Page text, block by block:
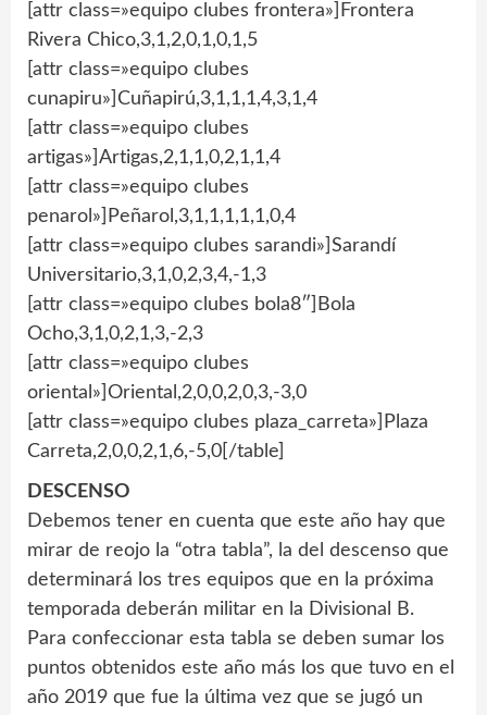
[attr class=»equipo clubes frontera»]Frontera
Rivera Chico,3,1,2,0,1,0,1,5
[attr class=»equipo clubes
cunapiru»]Cuñapirú,3,1,1,1,4,3,1,4
[attr class=»equipo clubes
artigas»]Artigas,2,1,1,0,2,1,1,4
[attr class=»equipo clubes
penarol»]Peñarol,3,1,1,1,1,1,0,4
[attr class=»equipo clubes sarandi»]Sarandí
Universitario,3,1,0,2,3,4,-1,3
[attr class=»equipo clubes bola8″]Bola
Ocho,3,1,0,2,1,3,-2,3
[attr class=»equipo clubes
oriental»]Oriental,2,0,0,2,0,3,-3,0
[attr class=»equipo clubes plaza_carreta»]Plaza
Carreta,2,0,0,2,1,6,-5,0[/table]
DESCENSO
Debemos tener en cuenta que este año hay que
mirar de reojo la “otra tabla”, la del descenso que
determinará los tres equipos que en la próxima
temporada deberán militar en la Divisional B.
Para confeccionar esta tabla se deben sumar los
puntos obtenidos este año más los que tuvo en el
año 2019 que fue la última vez que se jugó un